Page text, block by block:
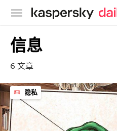
卡巴
信息
6 文章
隐私